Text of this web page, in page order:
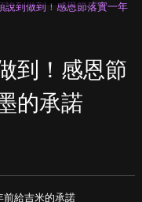
說到做到！感恩節落實一年
到！感恩節
的承諾